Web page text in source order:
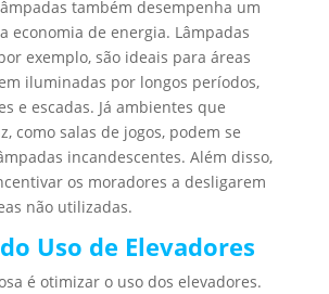
também desempenha um
economia de energia. Lâmpadas
exemplo, são ideais para áreas
iluminadas por longos períodos,
e escadas. Já ambientes que
como salas de jogos, podem se
incandescentes. Além disso,
os moradores a desligarem
não utilizadas.
Uso de Elevadores
é otimizar o uso dos elevadores.